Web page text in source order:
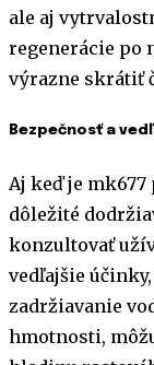
ale aj
regenerácie po
výrazne skrátiť
Bezpečnosť a
Aj keď je mk677
dôležité
konzultovať
vedľajšie
zadržiavanie
hmotnosti,